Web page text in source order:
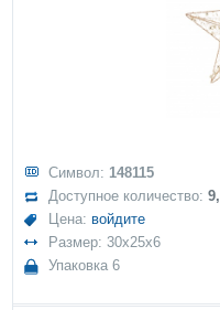
Символ: 148115
Доступное количество:9,
Цена: войдите
Размер: 30x25x6
Упаковка 6